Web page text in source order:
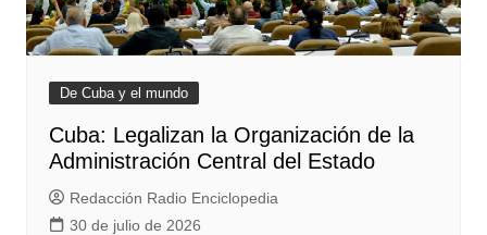
De Cuba y el mundo
Cuba: Legalizan la Organización de la
Administración Central del Estado
Redacción Radio Enciclopedia
30 de julio de 2026